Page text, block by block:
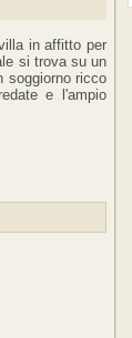
in affitto per
si trova su un
soggiorno ricco
e l'ampio